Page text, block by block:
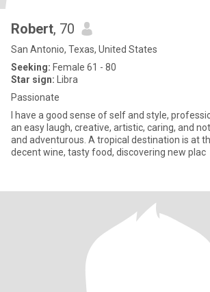
Robert, 70
San Antonio, Texas, United States
Seeking: Female 61 - 80
Star sign: Libra
Passionate
I have a good sense of self and style,
an easy laugh, creative, artistic, caring, and
and adventurous. A tropical destination is at the top of my list,
decent wine, tasty food, discovering new plac